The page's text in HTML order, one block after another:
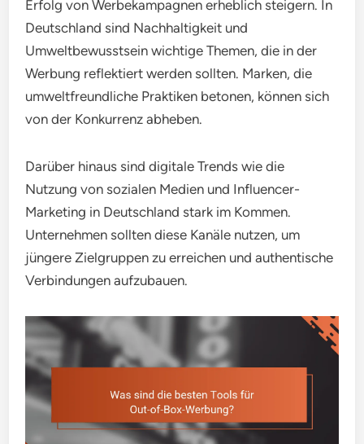
Erfolg von Werbekampagnen erheblich steigern. In
Deutschland sind Nachhaltigkeit und
Umweltbewusstsein wichtige Themen, die in der
Werbung reflektiert werden sollten. Marken, die
umweltfreundliche Praktiken betonen, können sich
von der Konkurrenz abheben.
Darüber hinaus sind digitale Trends wie die
Nutzung von sozialen Medien und Influencer-
Marketing in Deutschland stark im Kommen.
Unternehmen sollten diese Kanäle nutzen, um
jüngere Zielgruppen zu erreichen und authentische
Verbindungen aufzubauen.